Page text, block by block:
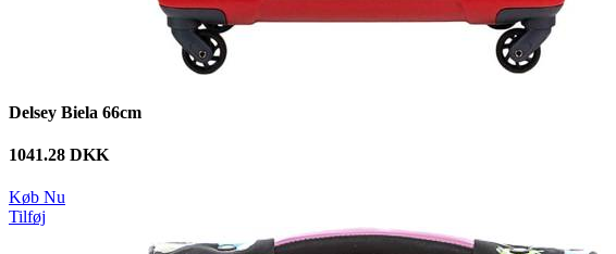
Delsey Biela 66cm
1041.28 DKK
Køb Nu
Tilføj